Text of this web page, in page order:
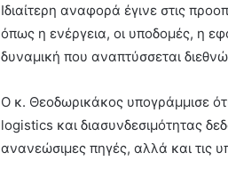
Ιδιαίτερη αναφορά έγινε στις
όπως η ενέργεια, οι υποδομές, η
δυναμική που αναπτύσσεται
Ο κ. Θεοδωρικάκος υπογράμμισε
logistics και διασυνδεσιμότητας
ανανεώσιμες πηγές, αλλά και τις